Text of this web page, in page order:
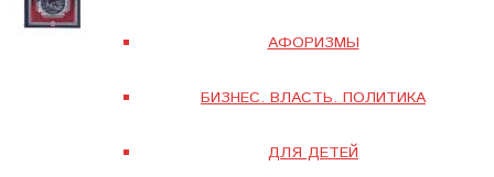
АФОРИЗМЫ
БИЗНЕС. ВЛАСТЬ. ПОЛИТИКА
ДЛЯ ДЕТЕЙ